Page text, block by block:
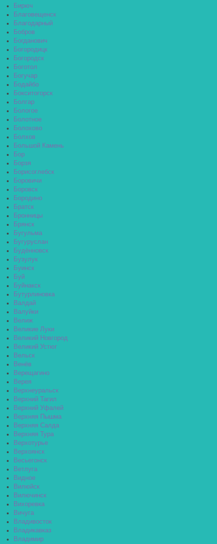
Бирюч
Благовещенск
Благодарный
Бобров
Богданович
Богородицк
Богородск
Боготол
Богучар
Бодайбо
Бокситогорск
Болгар
Бологое
Болотное
Болохово
Болхов
Большой Камень
Бор
Борзя
Борисоглебск
Боровичи
Боровск
Бородино
Братск
Бронницы
Брянск
Бугульма
Бугуруслан
Будённовск
Бузулук
Буинск
Буй
Буйнакск
Бутурлиновка
Валдай
Валуйки
Велиж
Великие Луки
Великий Новгород
Великий Устюг
Вельск
Венёв
Верещагино
Верея
Верхнеуральск
Верхний Тагил
Верхний Уфалей
Верхняя Пышма
Верхняя Салда
Верхняя Тура
Верхотурье
Верхоянск
Весьегонск
Ветлуга
Видное
Вилюйск
Вилючинск
Вихоревка
Вичуга
Владивосток
Владикавказ
Владимир